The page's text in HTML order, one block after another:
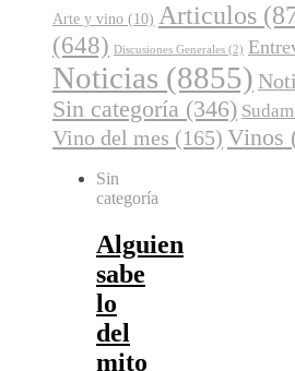
Arte y vino (10) Articulos
(648) Discusiones Generales (2)
Noticias (8855)
Sin categoría (346)
Vino del mes (165) Vinos
Sin
categoría
Alguien
sabe
lo
del
mito